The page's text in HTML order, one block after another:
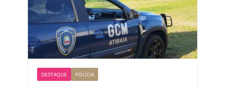
DESTAQUE POLÍCIA